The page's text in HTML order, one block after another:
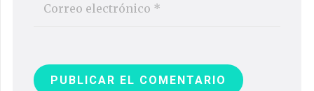
PUBLICAR EL COMENTARIO